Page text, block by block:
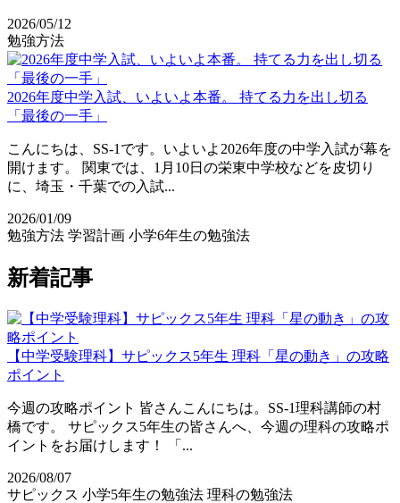
2026/05/12
勉強方法
2026年度中学入試、いよいよ本番。 持てる力を出し切る
「最後の一手」
こんにちは、SS-1です。いよいよ2026年度の中学入試が幕を
開けます。 関東では、1月10日の栄東中学校などを皮切り
に、埼玉・千葉での入試...
2026/01/09
勉強方法 学習計画 小学6年生の勉強法
新着記事
【中学受験理科】サピックス5年生 理科「星の動き」の攻略
ポイント
今週の攻略ポイント 皆さんこんにちは。SS-1理科講師の村
橋です。 サピックス5年生の皆さんへ、今週の理科の攻略ポ
イントをお届けします！ 「...
2026/08/07
サピックス 小学5年生の勉強法 理科の勉強法